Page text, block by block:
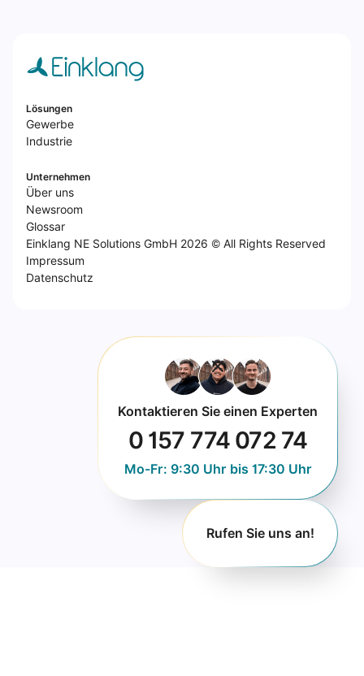
Lösungen
Gewerbe
Industrie
Unternehmen
Über uns
Newsroom
Glossar
Einklang NE Solutions GmbH 2026 © All Rights Reserved
Impressum
Datenschutz
Kontaktieren Sie einen Experten
0 157 774 072 74
Mo-Fr: 9:30 Uhr bis 17:30 Uhr
Rufen Sie uns an!